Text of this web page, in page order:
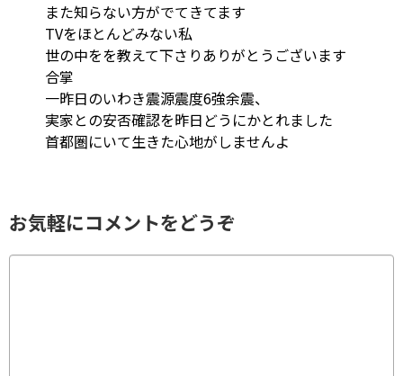
また知らない方がでてきてます
TVをほとんどみない私
世の中をを教えて下さりありがとうございます
合掌
一昨日のいわき震源震度6強余震、
実家との安否確認を昨日どうにかとれました
首都圏にいて生きた心地がしませんよ
お気軽にコメントをどうぞ